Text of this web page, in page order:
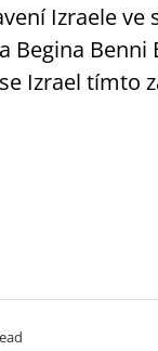
Izraele ve
Begina Benni
Izrael tímto